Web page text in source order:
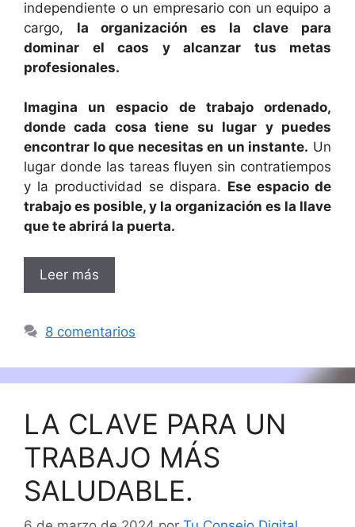
independiente o un empresario con un equipo a
cargo, la organización es la clave para
dominar el caos y alcanzar tus metas
profesionales.
Imagina un espacio de trabajo ordenado,
donde cada cosa tiene su lugar y puedes
encontrar lo que necesitas en un instante. Un
lugar donde las tareas fluyen sin contratiempos
y la productividad se dispara. Ese espacio de
trabajo es posible, y la organización es la llave
que te abrirá la puerta.
Leer más
8 comentarios
LA CLAVE PARA UN
TRABAJO MÁS
SALUDABLE.